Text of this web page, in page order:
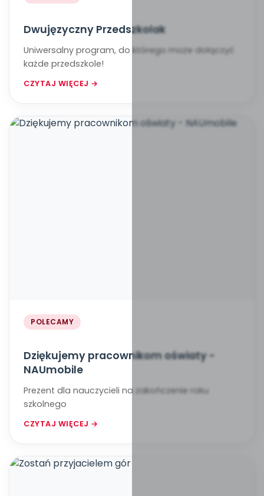
Dwujęzyczny Przedszkolak
Uniwersalny program, do którego może dołączyć
każde przedszkole!
CZYTAJ WIĘCEJ →
POLECAMY
Dziękujemy pracownikom oświaty -
NAUmobile
Prezent dla nauczycieli na zakończenie roku
szkolnego
CZYTAJ WIĘCEJ →